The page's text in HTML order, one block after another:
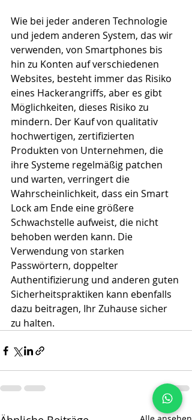
Wie bei jeder anderen Technologie
und jedem anderen System, das wir
verwenden, von Smartphones bis
hin zu Konten auf verschiedenen
Websites, besteht immer das Risiko
eines Hackerangriffs, aber es gibt
Möglichkeiten, dieses Risiko zu
mindern. Der Kauf von qualitativ
hochwertigen, zertifizierten
Produkten von Unternehmen, die
ihre Systeme regelmäßig patchen
und warten, verringert die
Wahrscheinlichkeit, dass ein Smart
Lock am Ende eine größere
Schwachstelle aufweist, die nicht
behoben werden kann. Die
Verwendung von starken
Passwörtern, doppelter
Authentifizierung und anderen guten
Sicherheitspraktiken kann ebenfalls
dazu beitragen, Ihr Zuhause sicher
zu halten.